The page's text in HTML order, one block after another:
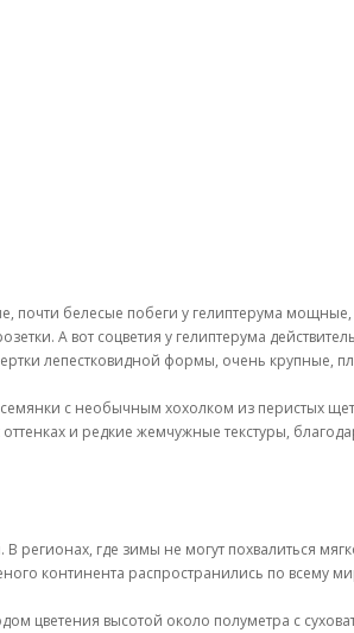
почти белесые побеги у гелиптерума мощные,
А вот соцветия у гелиптерума
лепестковидной формы, очень крупные,
семянки с необычным хохолком из перистых
и редкие жемчужные текстуры,
регионах, где зимы не могут похвалиться
континента распространились по всему
цветения высотой около полуметра с